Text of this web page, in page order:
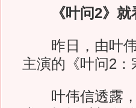
《叶问2》就
昨日，由叶伟
主演的《叶问2
叶伟信透露，“